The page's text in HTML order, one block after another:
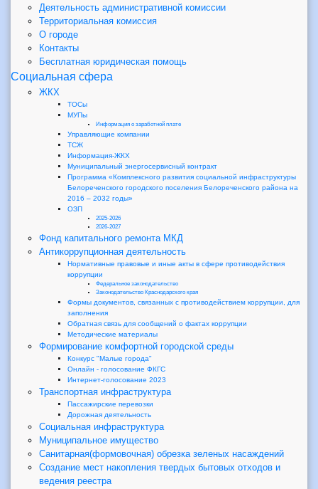
Деятельность административной комиссии
Территориальная комиссия
О городе
Контакты
Бесплатная юридическая помощь
Социальная сфера
ЖКХ
ТОСы
МУПы
Информация о заработной плате
Управляющие компании
ТСЖ
Информация-ЖКХ
Муниципальный энергосервисный контракт
Программа «Комплексного развития социальной инфраструктуры
Белореченского городского поселения Белореченского района на
2016 – 2032 годы»
ОЗП
2025-2026
2026-2027
Фонд капитального ремонта МКД
Антикоррупционная деятельность
Нормативные правовые и иные акты в сфере противодействия
коррупции
Федеральное законодательство
Законодательство Краснодарского края
Формы документов, связанных с противодействием коррупции, для
заполнения
Обратная связь для сообщений о фактах коррупции
Методические материалы
Формирование комфортной городской среды
Конкурс "Малые города"
Онлайн - голосование ФКГС
Интернет-голосование 2023
Транспортная инфраструктура
Пассажирские перевозки
Дорожная деятельность
Социальная инфраструктура
Муниципальное имущество
Санитарная(формовочная) обрезка зеленых насаждений
Создание мест накопления твердых бытовых отходов и
ведения реестра